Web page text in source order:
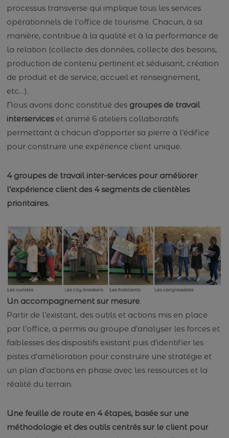
processus transverse qui implique tous les services
opérationnels de l’office de tourisme. Chacun, à sa
manière, contribue à la qualité et à la performance de
la relation (collecte des données, collecte des besoins,
production de contenu pertinent et séduisant, création
de produit et de service, accueil et renseignement,
etc…).
Nous avons donc constitué des groupes de travail
interserviceset animé 6 ateliers collaboratifs
permettant à chacun d’apporter sa pierre à l’édifice
pour construire une expérience client unique.
4 groupes de travail inter-services pour améliorer
l’expérience client des 4 segments de clientèles
prioritaires.
Un accompagnement sur mesure.
Partir de l’existant, des outils et actions mis en place
par l’office, a permis au groupe d’analyser les forces et
faiblesses des dispositifs existant puis d’identifier les
pistes d’amélioration pour construire une stratégie et
un plan d’actions en phase avec les ressources et la
réalité du terrain.
Une feuille de route en 4 étapes, basée sur une
méthodologie et des outils centrés sur le client pour